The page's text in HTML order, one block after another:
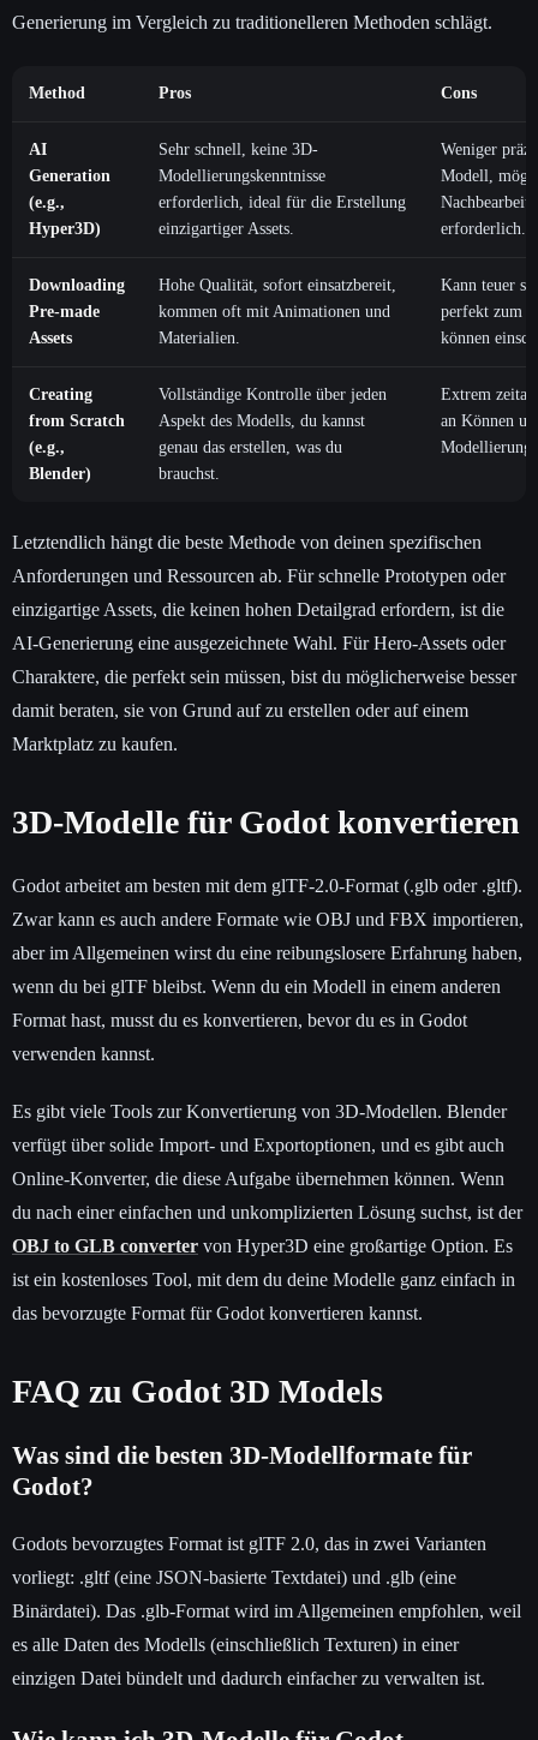
Generierung im Vergleich zu traditionelleren Methoden schlägt.
Method Pros Cons
AI
Generation
(e.g.,
Hyper3D)
Sehr schnell, keine 3D-
Modellierungskenntnisse
erforderlich, ideal für die Erstellung
einzigartiger Assets.
Weniger
Modell,
erforderlich.
Downloading
Pre-made
Assets
Hohe Qualität, sofort einsatzbereit,
kommen oft mit Animationen und
Materialien.
Kann teuer
perfekt zum
können
Creating
from Scratch
(e.g.,
Blender)
Vollständige Kontrolle über jeden
Aspekt des Modells, du kannst
genau das erstellen, was du
brauchst.
Extrem
an Können
Modellierung.
Letztendlich hängt die beste Methode von deinen spezifischen
Anforderungen und Ressourcen ab. Für schnelle Prototypen oder
einzigartige Assets, die keinen hohen Detailgrad erfordern, ist die
AI-Generierung eine ausgezeichnete Wahl. Für Hero-Assets oder
Charaktere, die perfekt sein müssen, bist du möglicherweise besser
damit beraten, sie von Grund auf zu erstellen oder auf einem
Marktplatz zu kaufen.
3D-Modelle für Godot konvertieren
Godot arbeitet am besten mit dem glTF-2.0-Format (.glb oder .gltf).
Zwar kann es auch andere Formate wie OBJ und FBX importieren,
aber im Allgemeinen wirst du eine reibungslosere Erfahrung haben,
wenn du bei glTF bleibst. Wenn du ein Modell in einem anderen
Format hast, musst du es konvertieren, bevor du es in Godot
verwenden kannst.
Es gibt viele Tools zur Konvertierung von 3D-Modellen. Blender
verfügt über solide Import- und Exportoptionen, und es gibt auch
Online-Konverter, die diese Aufgabe übernehmen können. Wenn
du nach einer einfachen und unkomplizierten Lösung suchst, ist der
OBJ to GLB converter von Hyper3D eine großartige Option. Es
ist ein kostenloses Tool, mit dem du deine Modelle ganz einfach in
das bevorzugte Format für Godot konvertieren kannst.
FAQ zu Godot 3D Models
Was sind die besten 3D-Modellformate für
Godot?
Godots bevorzugtes Format ist glTF 2.0, das in zwei Varianten
vorliegt: .gltf (eine JSON-basierte Textdatei) und .glb (eine
Binärdatei). Das .glb-Format wird im Allgemeinen empfohlen, weil
es alle Daten des Modells (einschließlich Texturen) in einer
einzigen Datei bündelt und dadurch einfacher zu verwalten ist.